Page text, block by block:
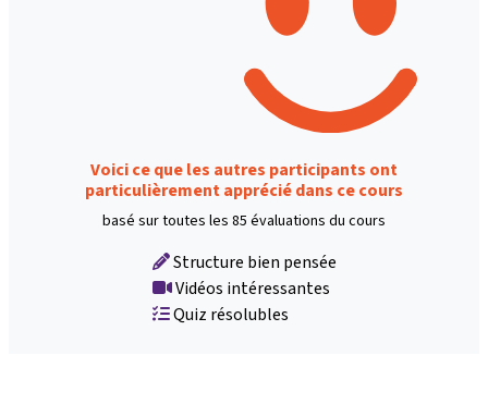
Voici ce que les autres participants ont
particulièrement apprécié dans ce cours
basé sur toutes les 85 évaluations du cours
Structure bien pensée
Vidéos intéressantes
Quiz résolubles